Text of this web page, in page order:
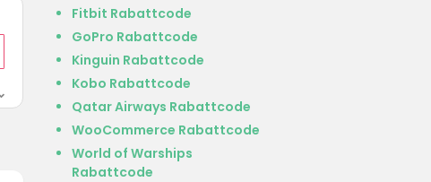
Fitbit Rabattcode
GoPro Rabattcode
Kinguin Rabattcode
Kobo Rabattcode
Qatar Airways Rabattcode
WooCommerce Rabattcode
World of Warships
Rabattcode